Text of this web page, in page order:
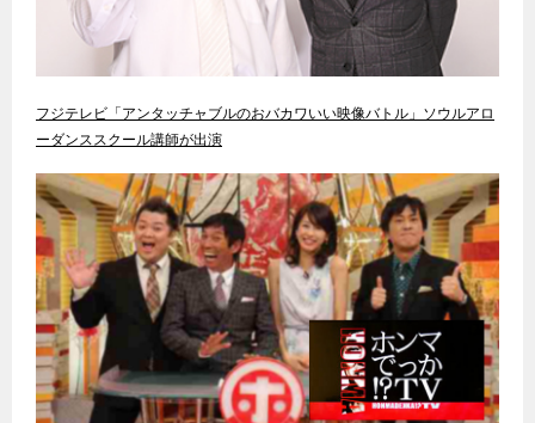
フジテレビ「アンタッチャブルのおバカワいい映像バトル」ソウルアロ
ーダンススクール講師が出演